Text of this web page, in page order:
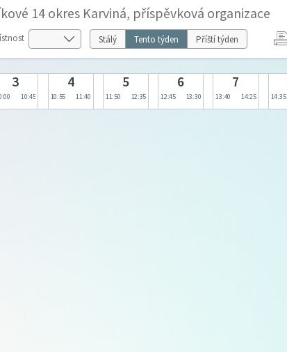
14 okres Karviná, příspěvková organizace
Stálý Tento týden Příští týden
3
10:45
4
10:55 11:40
5
11:50 12:35
6
12:45 13:30
7
13:40 14:25 14:35